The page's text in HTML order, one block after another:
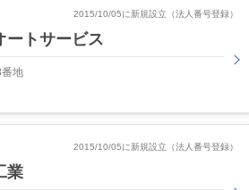
2015/10/05に新規設立（法人番号登録）
ートサービス
地
2015/10/05に新規設立（法人番号登録）
業